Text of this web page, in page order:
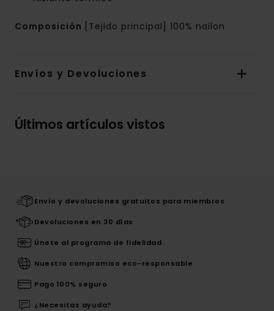
Composición [Tejido principal] 100% nailon
Envíos y Devoluciones
Últimos artículos vistos
Envío y devoluciones gratuitos para miembros
Devoluciones en 30 días
Únete al programa de fidelidad
Nuestro compromiso eco-responsable
Pago 100% seguro
¿Necesitas ayuda?